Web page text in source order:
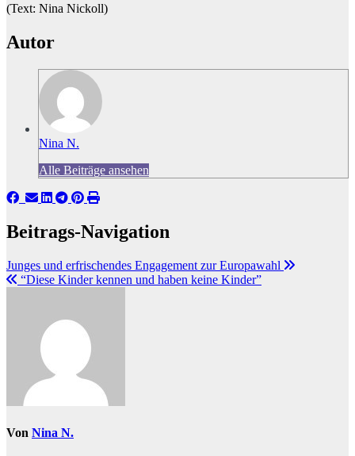
(Text: Nina Nickoll)
Autor
Nina N.
Alle Beiträge ansehen
Beitrags-Navigation
Junges und erfrischendes Engagement zur Europawahl
“Diese Kinder kennen und haben keine Kinder”
Von Nina N.